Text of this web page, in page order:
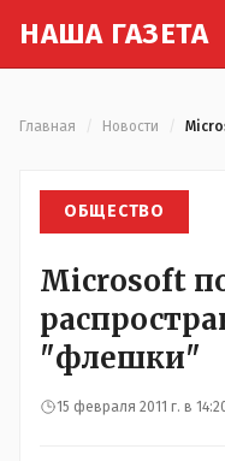
НАША ГАЗЕТА
Главная Новости
ОБЩЕСТВО
Microsoft
"флешки"
15 февраля 2011 г. в